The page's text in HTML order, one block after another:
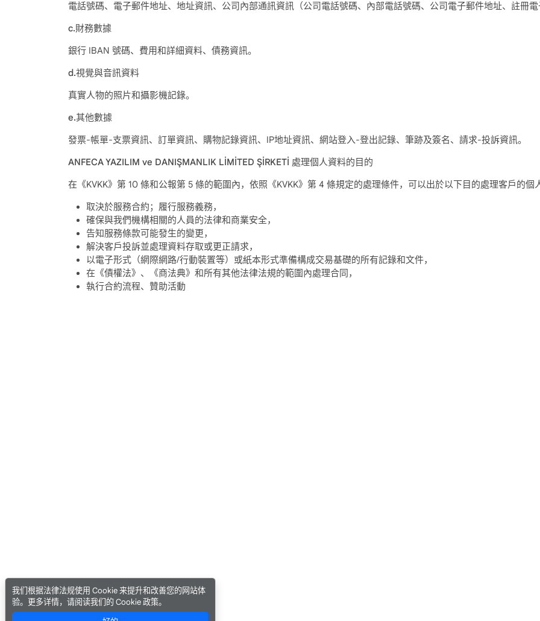
電話號碼、電子郵件地址、地址資訊、公司內部通訊資訊（公司電話號碼、內部電話號碼、公司電子郵件地址、註冊
c.財務數據
銀行 IBAN 號碼、費用和詳細資料、債務資訊。
d.視覺與音訊資料
真實人物的照片和攝影機記錄。
e.其他數據
發票-帳單-支票資訊、訂單資訊、購物記錄資訊、IP地址資訊、網站登入-登出記錄、筆跡及簽名、請求-投訴資訊。
ANFECA YAZILIM ve DANIŞMANLIK LİMİTED ŞİRKETİ 處理個人資料的目的
在《KVKK》第 10 條和公報第 5 條的範圍內，依照《KVKK》第 4 條規定的處理條件，可以出於以下目的處理客戶的個
取決於服務合約；履行服務義務，
確保與我們機構相關的人員的法律和商業安全，
告知服務條款可能發生的變更，
解決客戶投訴並處理資料存取或更正請求，
以電子形式（網際網路/行動裝置等）或紙本形式準備構成交易基礎的所有記錄和文件，
在《債權法》、《商法典》和所有其他法律法規的範圍內處理合同，
執行合約流程、贊助活動
我们根据法律法规使用 Cookie 来提升和改善您的网站体
验。更多详情，请阅读我们的 Cookie 政策。